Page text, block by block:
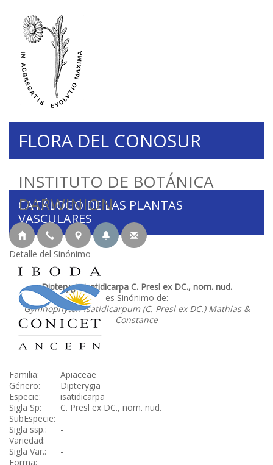
INSTITUTO DE BOTÁNICA
DARWINION
FLORA DEL CONOSUR
CATÁLOGO DE LAS PLANTAS
VASCULARES
Detalle del Sinónimo
Dipterygia isatidicarpa C. Presl ex DC., nom. nud.
es Sinónimo de:
Gymnophyton isatidicarpum (C. Presl ex DC.) Mathias &
Constance
Familia:
Apiaceae
Género:
Dipterygia
Especie:
isatidicarpa
Sigla Sp:
C. Presl ex DC., nom. nud.
SubEspecie:
Sigla ssp.:
-
Variedad:
Sigla Var.:
-
Forma: